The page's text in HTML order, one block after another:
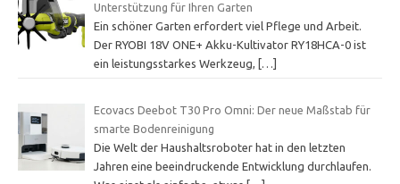
Unterstützung für Ihren Garten
Ein schöner Garten erfordert viel Pflege und Arbeit.
Der RYOBI 18V ONE+ Akku-Kultivator RY18HCA-0 ist
ein leistungsstarkes Werkzeug,
[…]
Ecovacs Deebot T30 Pro Omni: Der neue Maßstab für
smarte Bodenreinigung
Die Welt der Haushaltsroboter hat in den letzten
Jahren eine beeindruckende Entwicklung durchlaufen.